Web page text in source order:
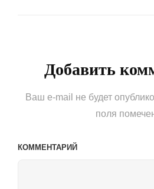
Добавить
Ваш e-mail не будет
поля
КОММЕНТАРИЙ